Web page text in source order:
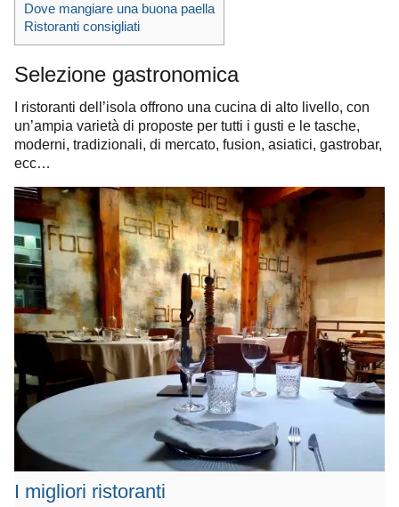
Dove mangiare una buona paella
Ristoranti consigliati
Selezione gastronomica
I ristoranti dell’isola offrono una cucina di alto livello, con
un’ampia varietà di proposte per tutti i gusti e le tasche,
moderni, tradizionali, di mercato, fusion, asiatici, gastrobar,
ecc…
I migliori ristoranti